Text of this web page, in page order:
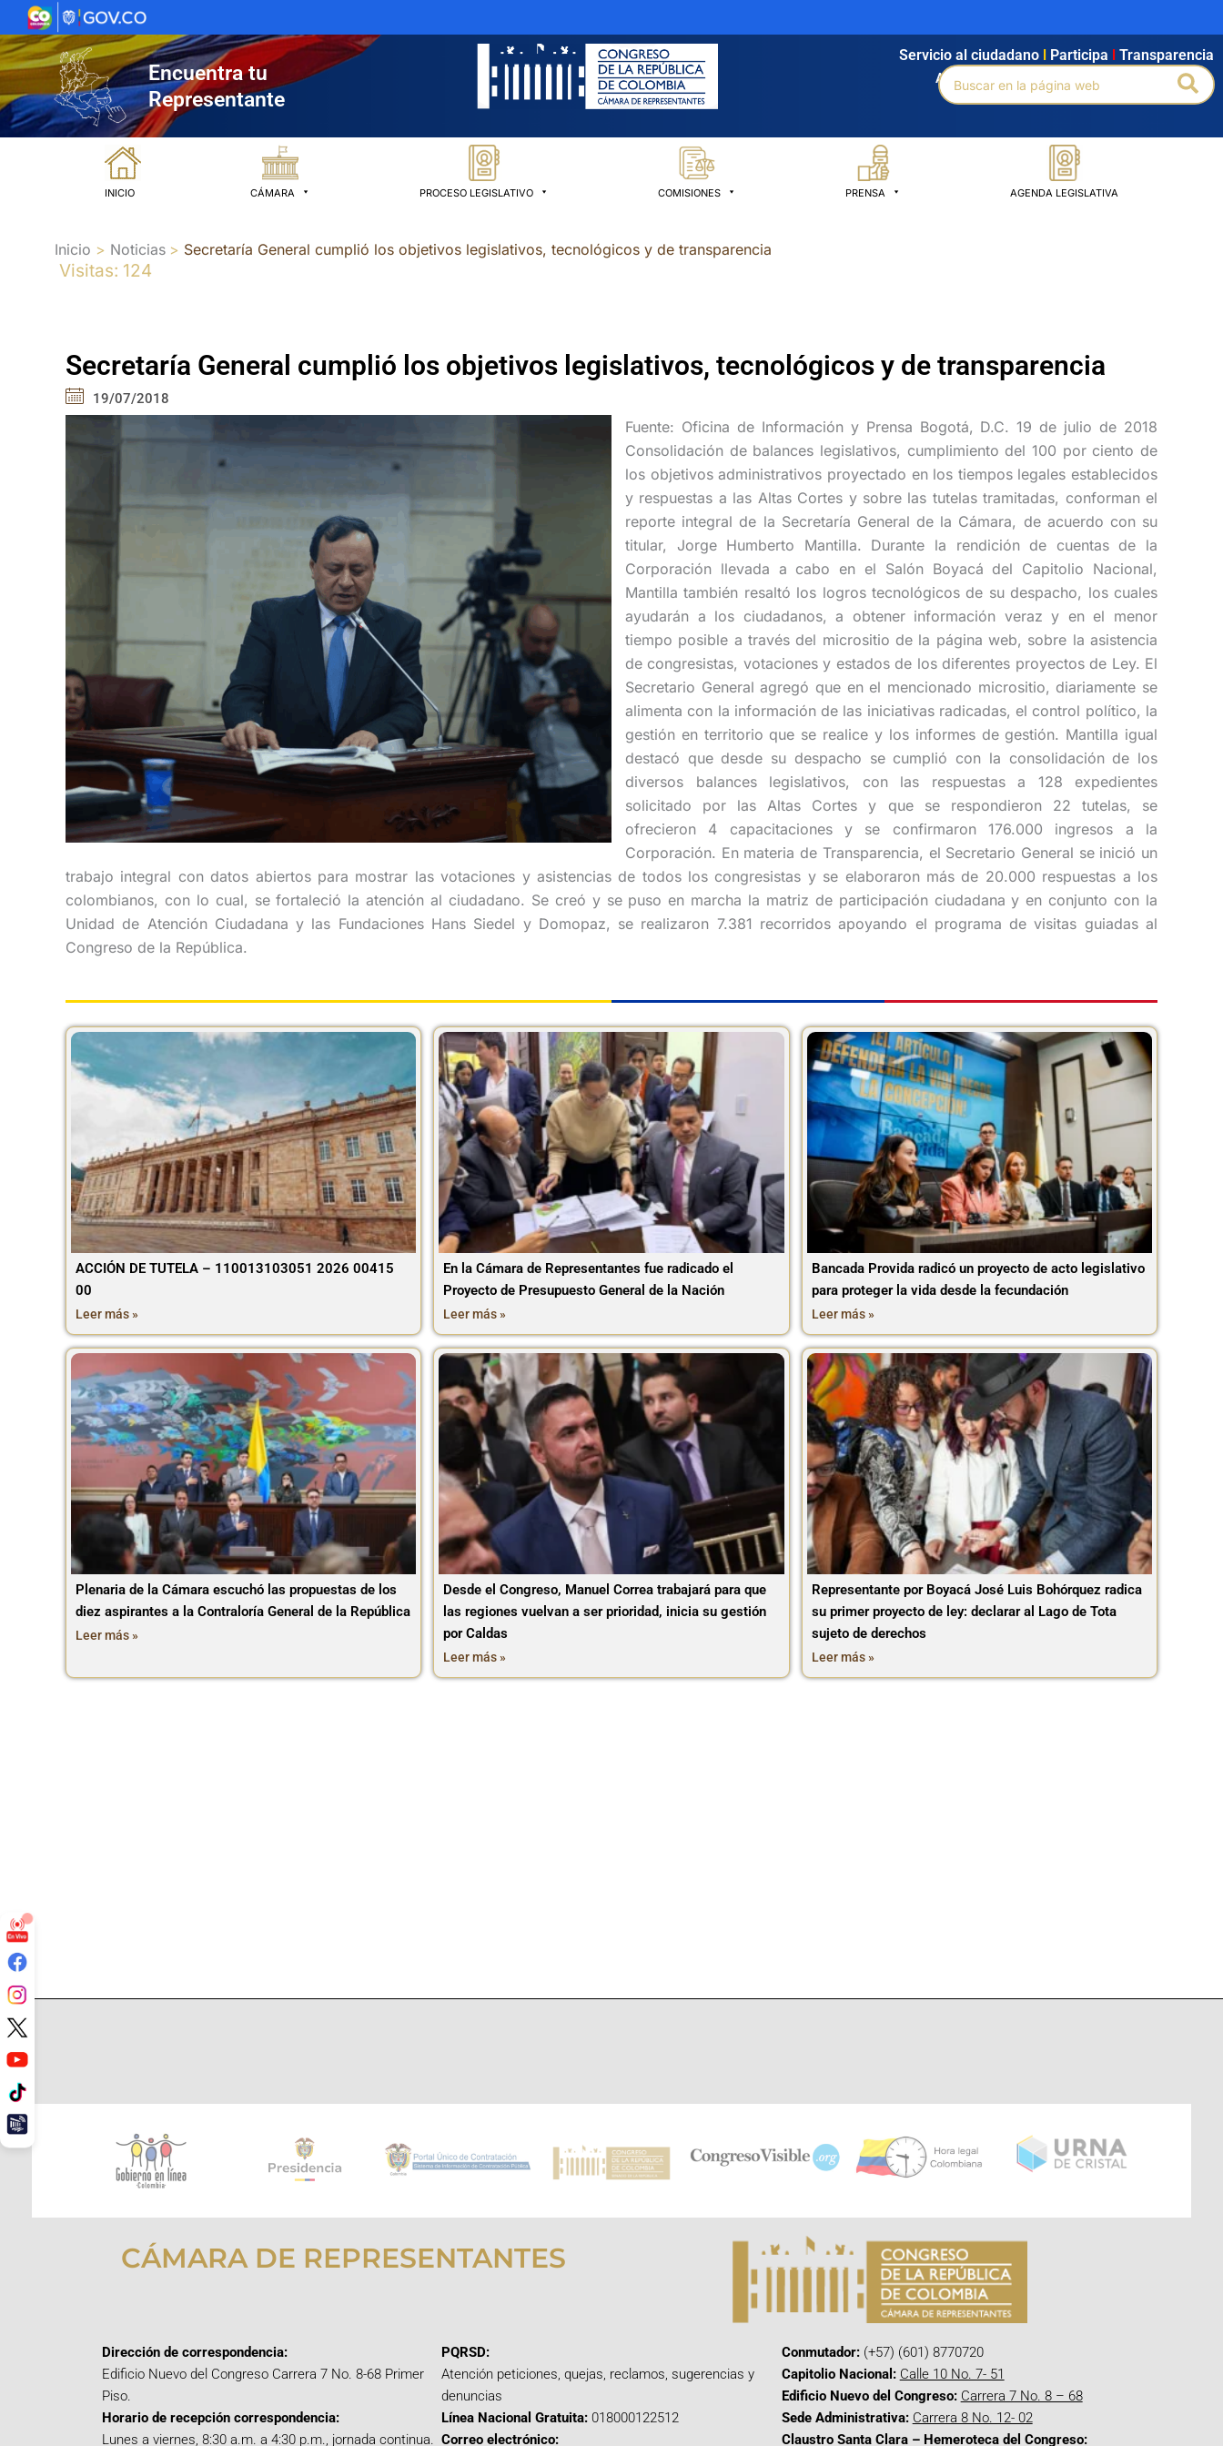
al
contenido
Encuentra tu
Representante
Agendamiento Intranet Búsqueda avanzada
Servicio al ciudadano Participa Transparencia
Buscar
por:
INICIO CÁMARA PROCESO LEGISLATIVO COMISIONES PRENSA AGENDA LEGISLATIVA
Inicio Noticias Secretaría General cumplió los objetivos legislativos, tecnológicos y de transparencia
Visitas: 124
Secretaría General cumplió los objetivos legislativos, tecnológicos y de transparencia
19/07/2018
Fuente: Oficina de Información y Prensa Bogotá, D.C. 19 de julio de 2018
Consolidación de balances legislativos, cumplimiento del 100 por ciento de
los objetivos administrativos proyectado en los tiempos legales establecidos
y respuestas a las Altas Cortes y sobre las tutelas tramitadas, conforman el
reporte integral de la Secretaría General de la Cámara, de acuerdo con su
titular, Jorge Humberto Mantilla. Durante la rendición de cuentas de la
Corporación llevada a cabo en el Salón Boyacá del Capitolio Nacional,
Mantilla también resaltó los logros tecnológicos de su despacho, los cuales
ayudarán a los ciudadanos, a obtener información veraz y en el menor
tiempo posible a través del micrositio de la página web, sobre la asistencia
de congresistas, votaciones y estados de los diferentes proyectos de Ley. El
Secretario General agregó que en el mencionado micrositio, diariamente se
alimenta con la información de las iniciativas radicadas, el control político, la
gestión en territorio que se realice y los informes de gestión. Mantilla igual
destacó que desde su despacho se cumplió con la consolidación de los
diversos balances legislativos, con las respuestas a 128 expedientes
solicitado por las Altas Cortes y que se respondieron 22 tutelas, se
ofrecieron 4 capacitaciones y se confirmaron 176.000 ingresos a la
Corporación. En materia de Transparencia, el Secretario General se inició un
trabajo integral con datos abiertos para mostrar las votaciones y asistencias de todos los congresistas y se elaboraron más de 20.000 respuestas a los
colombianos, con lo cual, se fortaleció la atención al ciudadano. Se creó y se puso en marcha la matriz de participación ciudadana y en conjunto con la
Unidad de Atención Ciudadana y las Fundaciones Hans Siedel y Domopaz, se realizaron 7.381 recorridos apoyando el programa de visitas guiadas al
Congreso de la República.
ACCIÓN DE TUTELA – 110013103051 2026 00415
00
Leer más »
En la Cámara de Representantes fue radicado el
Proyecto de Presupuesto General de la Nación
Leer más »
Bancada Provida radicó un proyecto de acto legislativo
para proteger la vida desde la fecundación
Leer más »
Plenaria de la Cámara escuchó las propuestas de los
diez aspirantes a la Contraloría General de la República
Leer más »
Desde el Congreso, Manuel Correa trabajará para que
las regiones vuelvan a ser prioridad, inicia su gestión
por Caldas
Leer más »
Representante por Boyacá José Luis Bohórquez radica
su primer proyecto de ley: declarar al Lago de Tota
sujeto de derechos
Leer más »
CÁMARA DE REPRESENTANTES
Dirección de correspondencia:
Edificio Nuevo del Congreso Carrera 7 No. 8-68 Primer
Piso.
Horario de recepción correspondencia:
Lunes a viernes, 8:30 a.m. a 4:30 p.m., jornada continua.
PQRSD:
Atención peticiones, quejas, reclamos, sugerencias y
denuncias
Línea Nacional Gratuita: 018000122512
Correo electrónico:
Conmutador:(+57) (601) 8770720
Capitolio Nacional: Calle 10 No. 7- 51
Edificio Nuevo del Congreso: Carrera 7 No. 8 – 68
Sede Administrativa: Carrera 8 No. 12- 02
Claustro Santa Clara – Hemeroteca del Congreso: